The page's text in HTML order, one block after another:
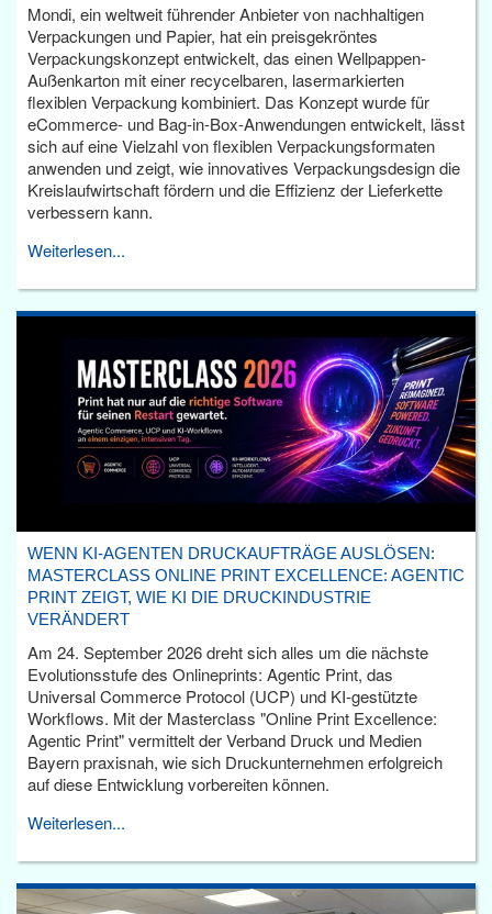
Mondi, ein weltweit führender Anbieter von nachhaltigen
Verpackungen und Papier, hat ein preisgekröntes
Verpackungskonzept entwickelt, das einen Wellpappen-
Außenkarton mit einer recycelbaren, lasermarkierten
flexiblen Verpackung kombiniert. Das Konzept wurde für
eCommerce- und Bag-in-Box-Anwendungen entwickelt, lässt
sich auf eine Vielzahl von flexiblen Verpackungsformaten
anwenden und zeigt, wie innovatives Verpackungsdesign die
Kreislaufwirtschaft fördern und die Effizienz der Lieferkette
verbessern kann.
Weiterlesen...
WENN KI-AGENTEN DRUCKAUFTRÄGE AUSLÖSEN:
MASTERCLASS ONLINE PRINT EXCELLENCE: AGENTIC
PRINT ZEIGT, WIE KI DIE DRUCKINDUSTRIE
VERÄNDERT
Am 24. September 2026 dreht sich alles um die nächste
Evolutionsstufe des Onlineprints: Agentic Print, das
Universal Commerce Protocol (UCP) und KI-gestützte
Workflows. Mit der Masterclass "Online Print Excellence:
Agentic Print" vermittelt der Verband Druck und Medien
Bayern praxisnah, wie sich Druckunternehmen erfolgreich
auf diese Entwicklung vorbereiten können.
Weiterlesen...